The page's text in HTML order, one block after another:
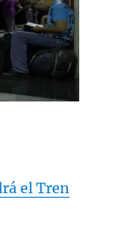
el Tren